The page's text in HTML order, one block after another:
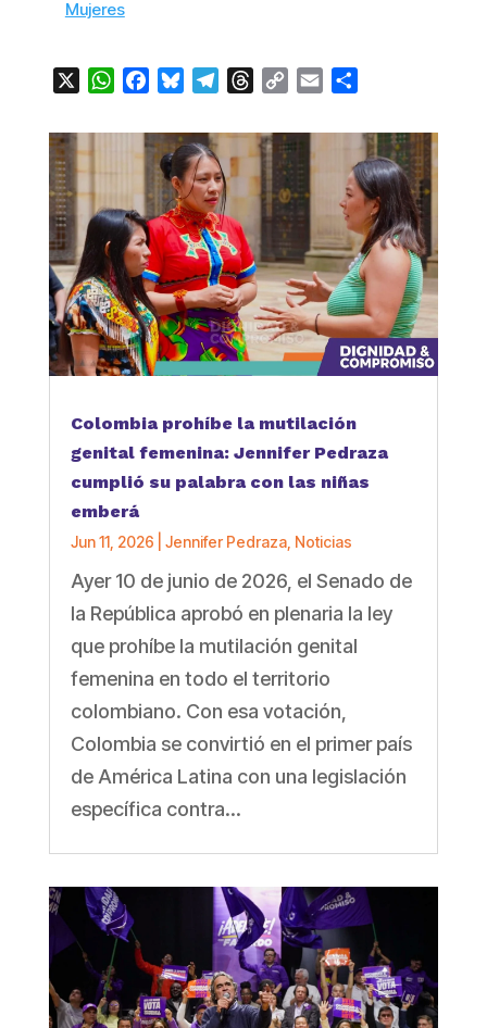
Mujeres
WhatsApp
FacebookBlueskyTelegramThreads
Copy Email
Colombia prohíbe la mutilación
genital femenina: Jennifer Pedraza
cumplió su palabra con las niñas
emberá
Jun 11, 2026 Jennifer Pedraza, Noticias
Ayer 10 de junio de 2026, el Senado de
la República aprobó en plenaria la ley
que prohíbe la mutilación genital
femenina en todo el territorio
colombiano. Con esa votación,
Colombia se convirtió en el primer país
de América Latina con una legislación
específica contra...